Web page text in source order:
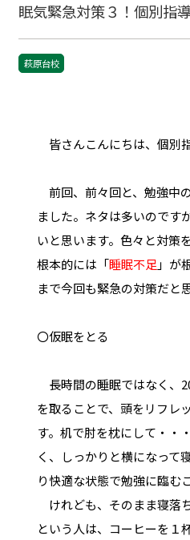
眠気緊急対策３！個別指
萩原台校
皆さんこんにちは、個別
前回、前々回と、勉強中
ました。ネタは多いのです
いと思います。色々と対策
根本的には「睡眠不足 」が
まで今回も緊急の対策だと
〇仮眠をとる
長時間の睡眠ではなく、
を取ることで、頭をリフレ
す。机で肘を枕にして・・
く、しっかりと横になって
り快適な状態で勉強に臨む
けれども、そのまま寝落
という人は、コーヒーを１